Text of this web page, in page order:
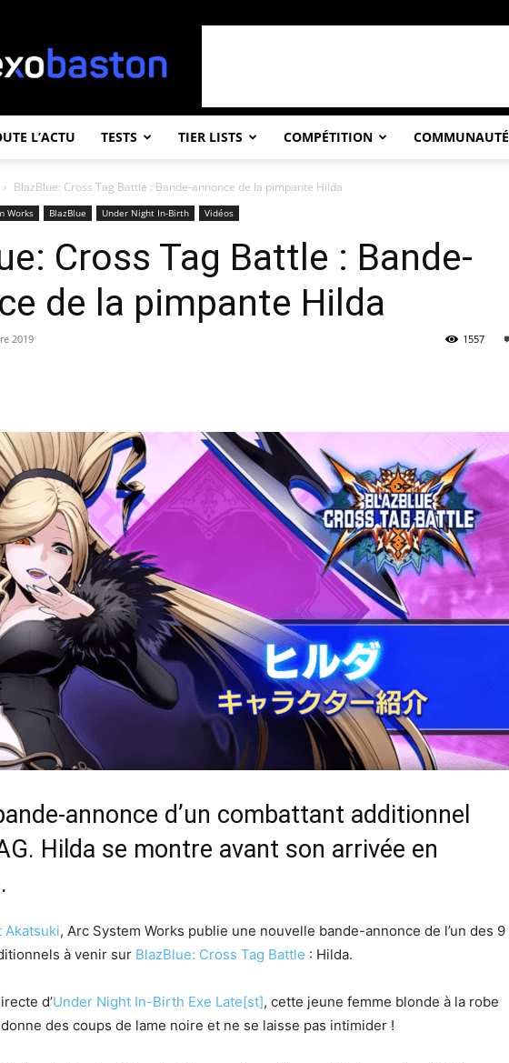
L’ACTU TESTS TIER LISTS COMPÉTITION COMMUNAUTÉ
BlazBlue: Cross Tag Battle : Bande-annonce de la pimpante Hilda
Works BlazBlue Under Night In-Birth Vidéos
Cross Tag Battle : Bande-
de la pimpante Hilda
2019 1557
annonce d’un combattant additionnel
Hilda se montre avant son arrivée en
Akatsuki, Arc System Works publie une nouvelle bande-annonce de l’un des 9
à venir sur BlazBlue: Cross Tag Battle : Hilda.
d’Under Night In-Birth Exe Late[st], cette jeune femme blonde à la robe
des coups de lame noire et ne se laisse pas intimider !